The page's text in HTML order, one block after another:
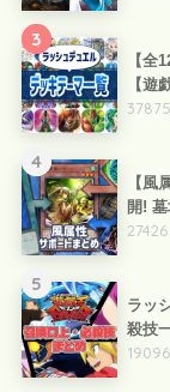
3
【全
【遊
4
【風
開! 墓
5
ラッ
殺技